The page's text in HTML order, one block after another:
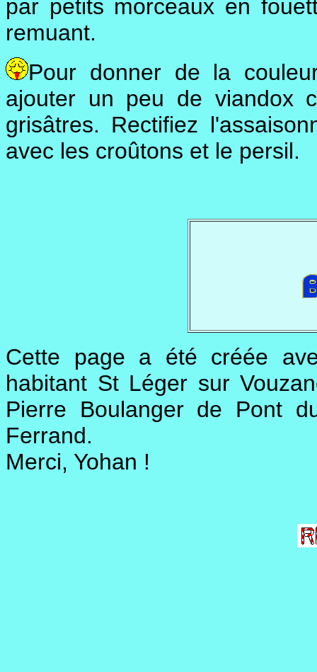
par petits morceaux en
remuant.
Pour donner de la
ajouter un peu de viandox
grisâtres. Rectifiez
avec les croûtons et le persil.
Cette page a été créée
habitant St Léger sur
Pierre Boulanger de Pont
Ferrand.
Merci, Yohan !